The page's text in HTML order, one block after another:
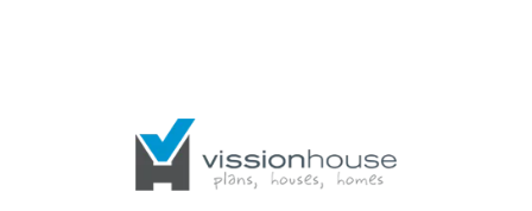
Apartamente de inchiriat in Bucuresti Straulesti
Apartamente de inchiriat in Bucuresti Romana
Apartamente de inchiriat in Bucuresti P-ta Alba Iulia